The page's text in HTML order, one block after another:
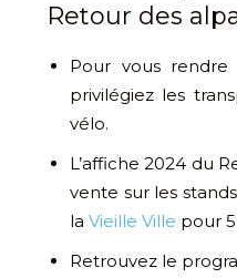
Retour des
Pour vous rendre
privilégiez les
vélo.
L’affiche 2024 du
vente sur les
la Vieille Ville pour
Retrouvez le